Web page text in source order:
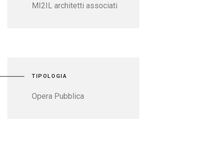
MI2IL architetti associati
TIPOLOGIA
Opera Pubblica